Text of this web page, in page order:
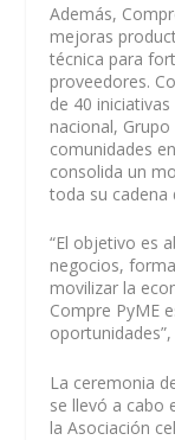
Además,
mejoras
técnica para
proveedores.
de 40
nacional,
comunidades
consolida un
toda su cadena
“El objetivo es
negocios,
movilizar la
Compre PyME
La ceremonia
se llevó a cabo
la Asociación